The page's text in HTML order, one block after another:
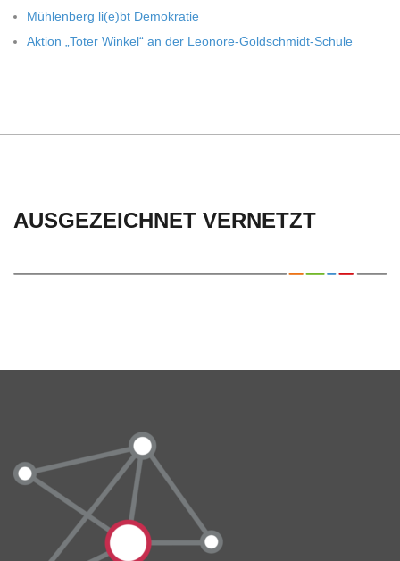
Müh­len­berg li(e)bt Demokratie
Aktion „Toter Win­kel“ an der Leonore-Goldschmidt-Schule
AUSGEZEICHNET VERNETZT